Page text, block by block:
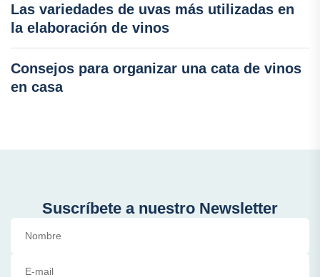
Las variedades de uvas más utilizadas en
la elaboración de vinos
Consejos para organizar una cata de vinos
en casa
Suscríbete a nuestro Newsletter